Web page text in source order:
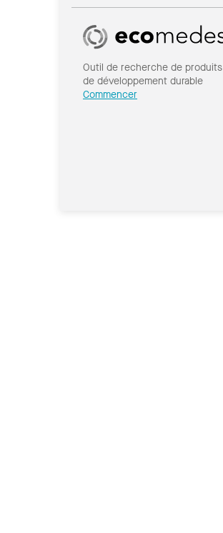
Outil de recherche de produits
de développement durable
Commencer